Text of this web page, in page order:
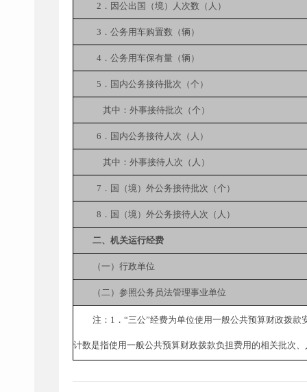
2．因公出国（境）人次数（人）
3．公务用车购置数（辆）
4．公务用车保有量（辆）
5．国内公务接待批次（个）
其中：外事接待批次（个）
6．国内公务接待人次（人）
其中：外事接待人次（人）
7．国（境）外公务接待批次（个）
8．国（境）外公务接待人次（人）
二、机关运行经费
（一）行政单位
（二）参照公务员法管理事业单位
注：1．“三公”经费为单位使用一般公共预算财政拨
计数是指使用一般公共预算财政拨款负担费用的相关批次